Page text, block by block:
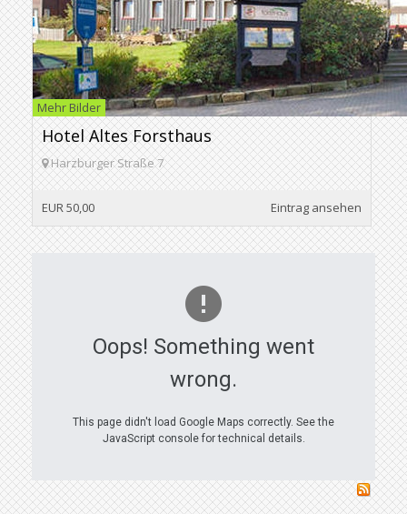
Mehr Bilder
Hotel Altes Forsthaus
Harzburger Straße 7
EUR 50,00 Eintrag ansehen
Oops! Something went
wrong.
This page didn't load Google Maps correctly. See the
JavaScript console for technical details.